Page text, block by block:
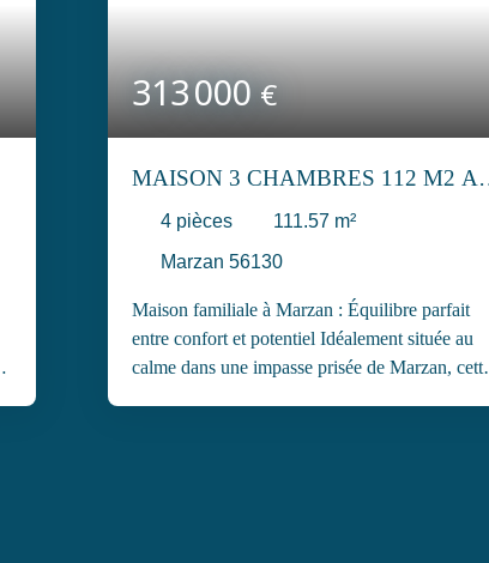
313 000€
MAISON 3 CHAMBRES 112 M2 A
MARZAN
4 pièces 111.57 m²
Marzan 56130
Maison familiale à Marzan : Équilibre parfait
entre confort et potentiel Idéalement située au
calme dans une impasse prisée de Marzan, cette